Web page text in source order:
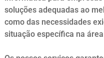
soluções adequadas ao
como das necessidades
situação específica na